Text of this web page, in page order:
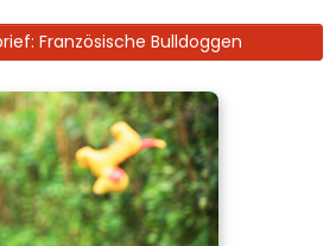
Französische Bulldoggen